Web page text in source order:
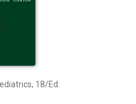
18/Ed.